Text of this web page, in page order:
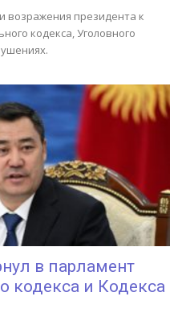
возражения президента к
кодекса, Уголовного
в парламент
кодекса и Кодекса